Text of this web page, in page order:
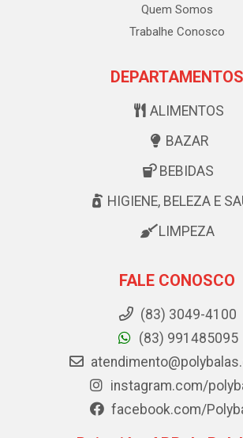
Quem Somos
Trabalhe Conosco
DEPARTAMENTOS
ALIMENTOS
BAZAR
BEBIDAS
HIGIENE, BELEZA E
LIMPEZA
FALE CONOSCO
(83) 3049-4100
(83) 991485095
instagram.com/
facebook.com/